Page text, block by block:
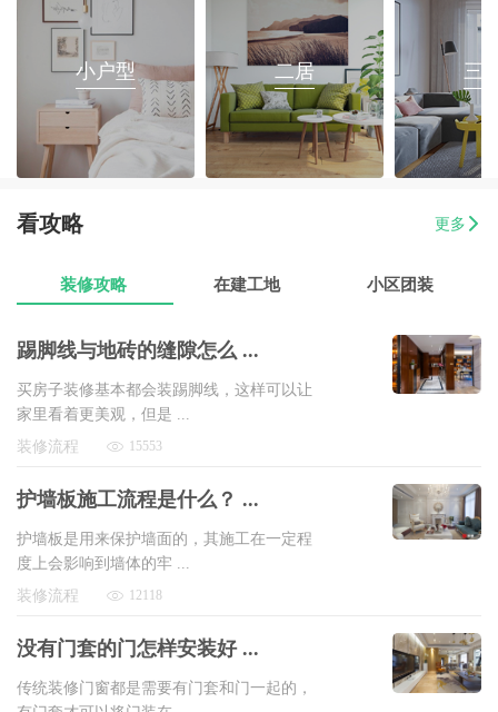
07-17 8万以上
孙先生 海岸万和城4室2厅177平装修 8万以上
07-17 戴女士 梅陇镇三房两厅翻新装修 8万以上
07-17 范有财 760平办公室装修 8万以上
07-17 8万以上
小户型 二居 三
看攻略 更多
装修攻略 在建工地 小区团装
踢脚线与地砖的缝隙怎么 ...
买房子装修基本都会装踢脚线，这样可以让
家里看着更美观，但是 ...
装修流程
15553
护墙板施工流程是什么？ ...
护墙板是用来保护墙面的，其施工在一定程
度上会影响到墙体的牢 ...
装修流程
12118
没有门套的门怎样安装好 ...
传统装修门窗都是需要有门套和门一起的，